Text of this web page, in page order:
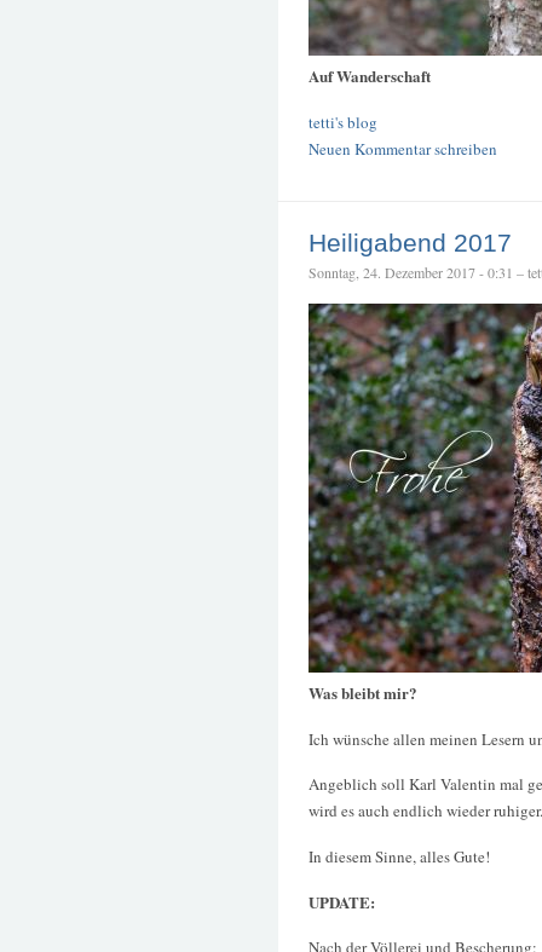
Auf Wanderschaft
tetti's blog
Neuen Kommentar schreiben
Heiligabend 2017
Sonntag, 24. Dezember 2017 - 0:31 –
Was bleibt mir?
Ich wünsche allen meinen Lesern
Angeblich soll Karl Valentin mal
wird es auch endlich wieder
In diesem Sinne, alles Gute!
UPDATE:
Nach der Völlerei und Bescherung: